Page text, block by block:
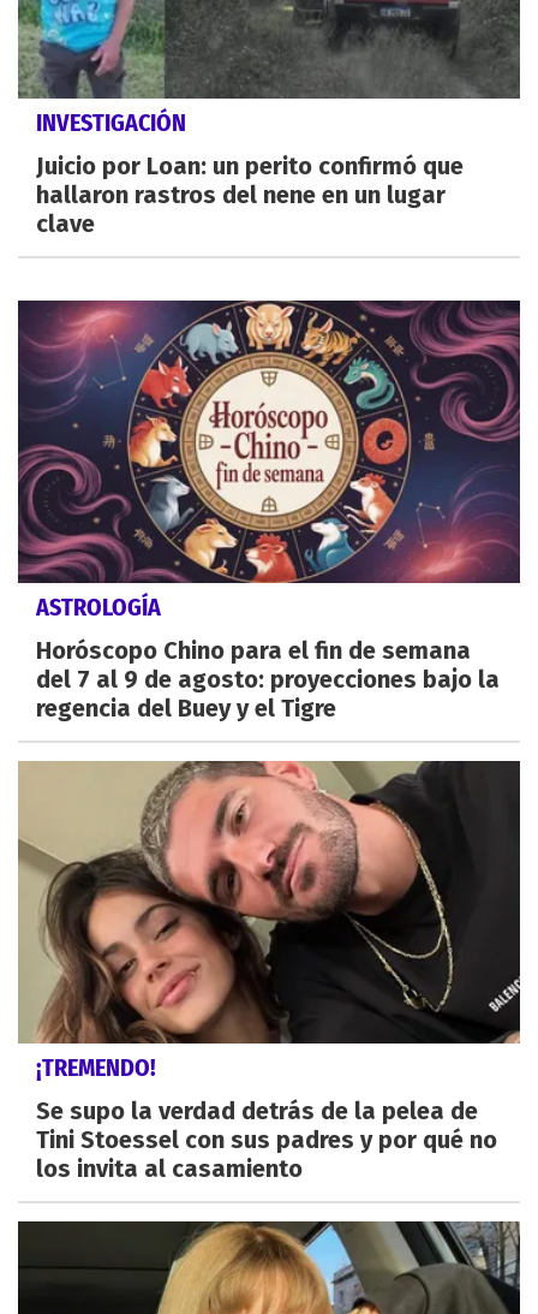
INVESTIGACIÓN
Juicio por Loan: un perito confirmó que
hallaron rastros del nene en un lugar
clave
ASTROLOGÍA
Horóscopo Chino para el fin de semana
del 7 al 9 de agosto: proyecciones bajo la
regencia del Buey y el Tigre
¡TREMENDO!
Se supo la verdad detrás de la pelea de
Tini Stoessel con sus padres y por qué no
los invita al casamiento